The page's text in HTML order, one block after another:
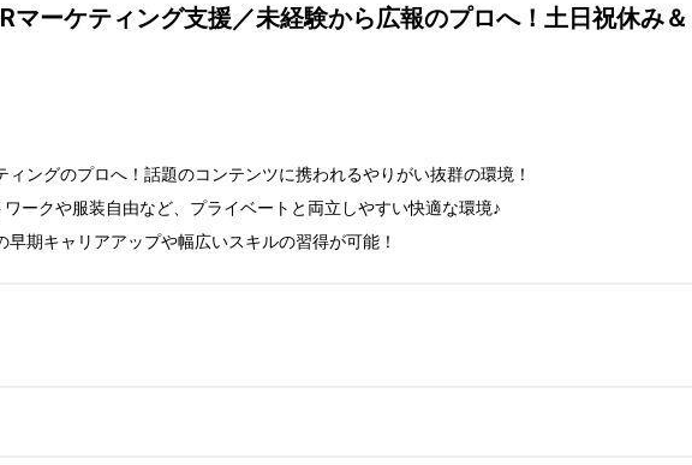
マーケティング支援／未経験から広報のプロへ！土日祝休み
ングのプロへ！話題のコンテンツに携われるやりがい抜群の環境！
ークや服装自由など、プライベートと両立しやすい快適な環境♪
期キャリアアップや幅広いスキルの習得が可能！